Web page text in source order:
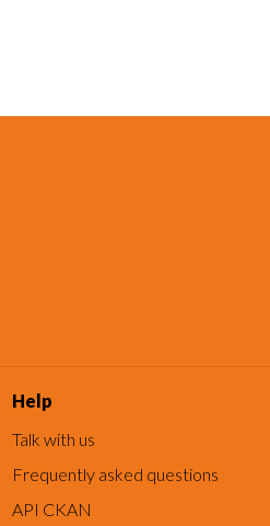
Help
Talk with us
Frequently asked questions
API CKAN